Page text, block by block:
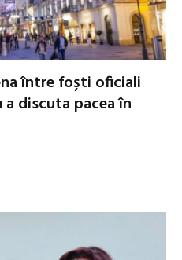
între foști oficiali
discuta pacea în